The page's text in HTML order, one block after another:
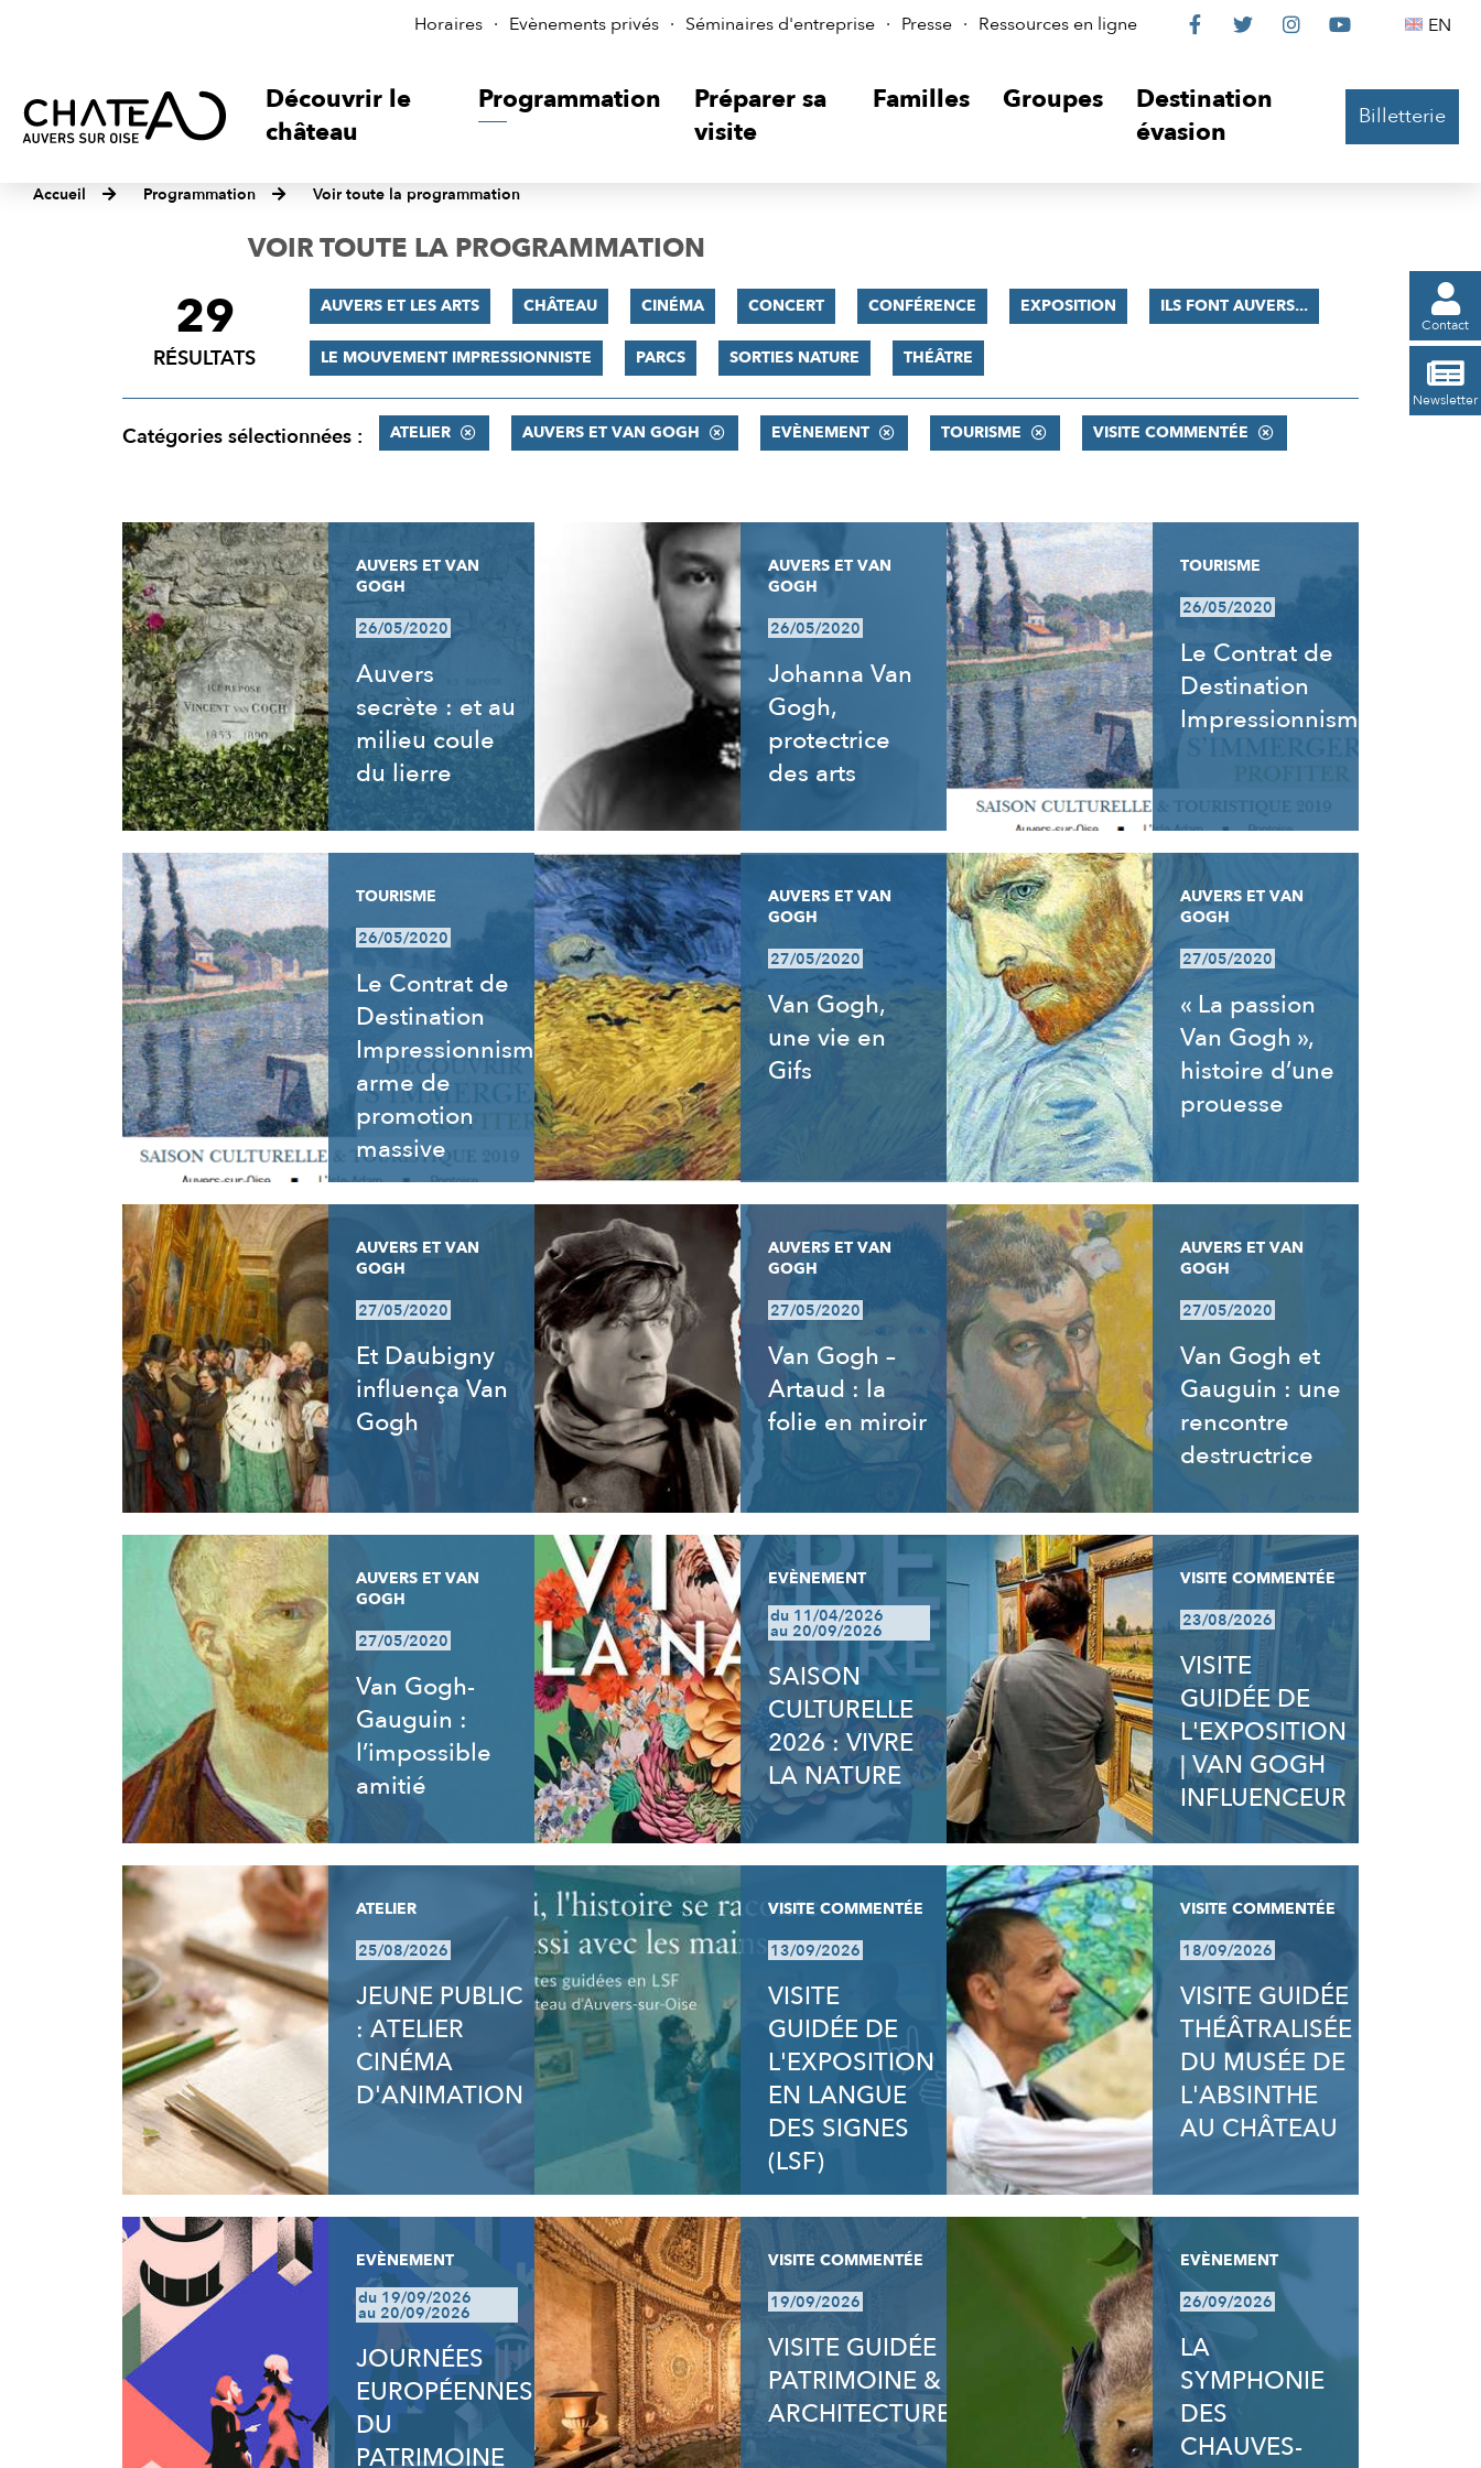
Horaires Evènements privés Séminaires d'entreprise Presse Ressources en ligne
Le
sur

Le

Le

Le
 EN
Découvrir le
château
Programmation
Préparer sa
visite
Familles Groupes
Destination
évasion
Billetterie
Accueil Programmation Voir toute la programmation

Contact

Newsletter
VOIR TOUTE LA PROGRAMMATION
FILTRER
RÉSULTATS
29
RÉSULTATS
AUVERS ET LES ARTS CHÂTEAU CINÉMA CONCERT CONFÉRENCE EXPOSITION ILS FONT AUVERS...
LE MOUVEMENT IMPRESSIONNISTE PARCS SORTIES NATURE THÉÂTRE
Catégories sélectionnées : ATELIER AUVERS ET VAN GOGH EVÈNEMENT TOURISME VISITE COMMENTÉE
RÉSULTATS
AUVERS ET VAN
GOGH
26/05/2020
Auvers
secrète : et au
milieu coule
du lierre
AUVERS ET VAN
GOGH
26/05/2020
Johanna Van
Gogh,
protectrice
des arts
TOURISME
26/05/2020
Le Contrat de
Destination
Impressionnisme
TOURISME
26/05/2020
Le Contrat de
Destination
Impressionnisme,
arme de
promotion
massive
AUVERS ET VAN
GOGH
27/05/2020
Van Gogh,
une vie en
Gifs
AUVERS ET VAN
GOGH
27/05/2020
« La passion
Van Gogh »,
histoire d’une
prouesse
AUVERS ET VAN
GOGH
27/05/2020
Et Daubigny
influença Van
Gogh
AUVERS ET VAN
GOGH
27/05/2020
Van Gogh –
Artaud : la
folie en miroir
AUVERS ET VAN
GOGH
27/05/2020
Van Gogh et
Gauguin : une
rencontre
destructrice
AUVERS ET VAN
GOGH
27/05/2020
Van Gogh-
Gauguin :
l’impossible
amitié
EVÈNEMENT
du 11/04/2026
au 20/09/2026
SAISON
CULTURELLE
2026 : VIVRE
LA NATURE
VISITE COMMENTÉE
23/08/2026
VISITE
GUIDÉE DE
L'EXPOSITION
| VAN GOGH
INFLUENCEUR
ATELIER
25/08/2026
JEUNE PUBLIC
: ATELIER
CINÉMA
D'ANIMATION
VISITE COMMENTÉE
13/09/2026
VISITE
GUIDÉE DE
L'EXPOSITION
EN LANGUE
DES SIGNES
(LSF)
VISITE COMMENTÉE
18/09/2026
VISITE GUIDÉE
THÉÂTRALISÉE
DU MUSÉE DE
L'ABSINTHE
AU CHÂTEAU
EVÈNEMENT
du 19/09/2026
au 20/09/2026
JOURNÉES
EUROPÉENNES
DU
PATRIMOINE
VISITE COMMENTÉE
19/09/2026
VISITE GUIDÉE
PATRIMOINE &
ARCHITECTURE
EVÈNEMENT
26/09/2026
LA
SYMPHONIE
DES
CHAUVES-